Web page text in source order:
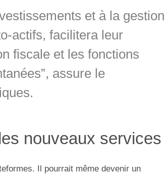
et à la gestion
actifs, facilitera leur
fiscale et les fonctions
assure le
nouveaux services
Il pourrait même devenir un